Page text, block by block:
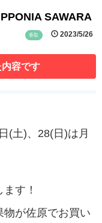
SAWARA
香取 2023/5/26
容です
(土)、28(日)は月
す！
物が佐原でお買い